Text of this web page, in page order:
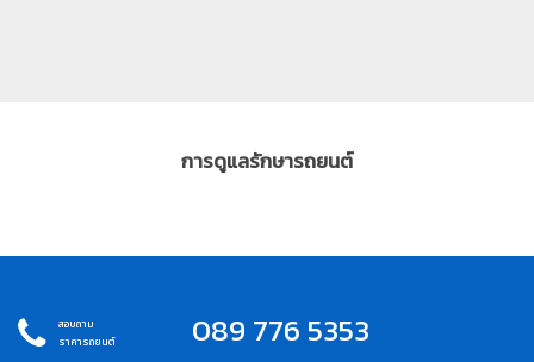
การดูแลรักษารถยนต์
สอบถาม
ราคารถยนต์
089 776 5353